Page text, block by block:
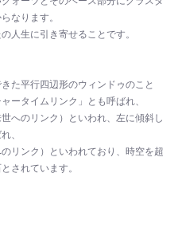
なります。
人生に引き寄せることです。
た平行四辺形のウィンドゥのこと
ータイムリンク」とも呼ばれ、
へのリンク）といわれ、左に傾斜し
、
リンク）といわれており、時空を超
されています。